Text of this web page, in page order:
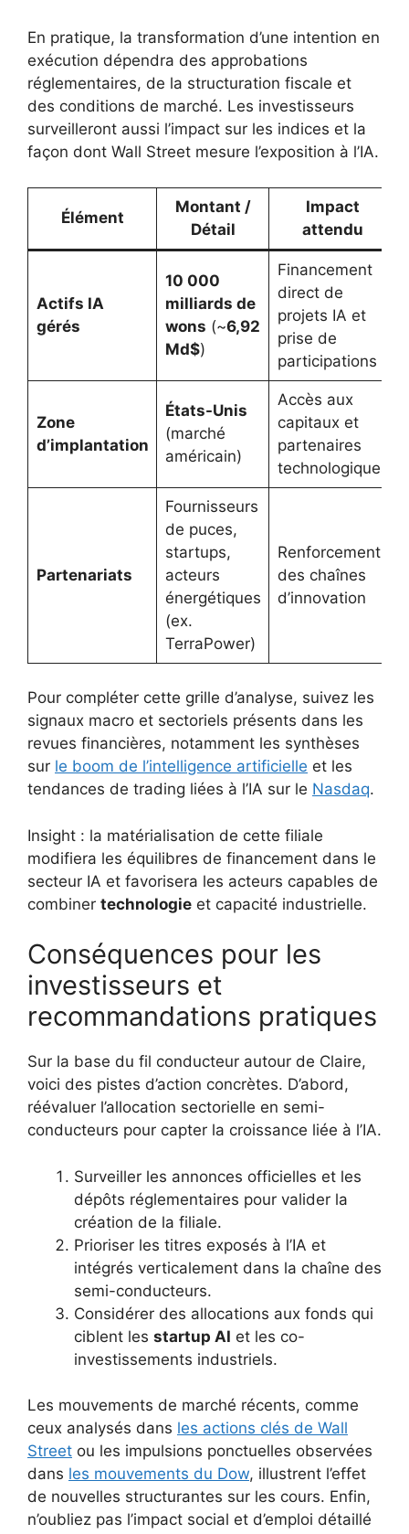
En pratique, la transformation d’une intention en
exécution dépendra des approbations
réglementaires, de la structuration fiscale et
des conditions de marché. Les investisseurs
surveilleront aussi l’impact sur les indices et la
façon dont Wall Street mesure l’exposition à l’IA.
Élément
Montant /
Détail
Impact
attendu
Actifs IA
gérés
10 000
milliards de
wons (~6,92
Md$)
Financement
direct de
projets IA et
prise de
participations
Zone
d’implantation
États-Unis
(marché
américain)
Accès aux
capitaux et
partenaires
technologiques
Partenariats
Fournisseurs
de puces,
startups,
acteurs
énergétiques
(ex.
TerraPower)
Renforcement
des chaînes
d’innovation
Pour compléter cette grille d’analyse, suivez les
signaux macro et sectoriels présents dans les
revues financières, notamment les synthèses
sur le boom de l’intelligence artificielle et les
tendances de trading liées à l’IA sur le Nasdaq.
Insight : la matérialisation de cette filiale
modifiera les équilibres de financement dans le
secteur IA et favorisera les acteurs capables de
combiner technologie et capacité industrielle.
Conséquences pour les
investisseurs et
recommandations pratiques
Sur la base du fil conducteur autour de Claire,
voici des pistes d’action concrètes. D’abord,
réévaluer l’allocation sectorielle en semi-
conducteurs pour capter la croissance liée à l’IA.
Surveiller les annonces officielles et les
dépôts réglementaires pour valider la
création de la filiale.
Prioriser les titres exposés à l’IA et
intégrés verticalement dans la chaîne des
semi-conducteurs.
Considérer des allocations aux fonds qui
ciblent les startup AI et les co-
investissements industriels.
Les mouvements de marché récents, comme
ceux analysés dans les actions clés de Wall
Street ou les impulsions ponctuelles observées
dans les mouvements du Dow, illustrent l’effet
de nouvelles structurantes sur les cours. Enfin,
n’oubliez pas l’impact social et d’emploi détaillé